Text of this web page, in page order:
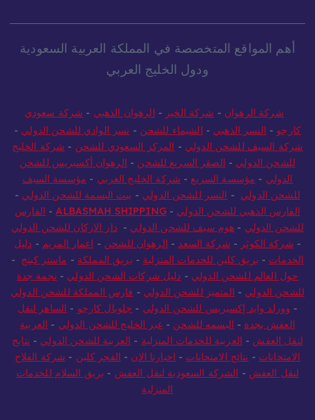
أهم المواقع المتخصصة في المملكة العربية السعودية
ودول الخليج العربي
شركة الرهوان - شركة الخير - الرهوان الذهبي - شركة سعودي
كارجو - النسر الذهبي - الشيماء للشحن - نسر الوادي للشحن الدولي -
شركة السيف للشحن الدولي - المركز السعودي للشحن - شركة الخليج
للشحن الدولي - الصقر السريع للشحن - الرهوان أكسبريس للشحن
الدولي - مؤسسة السريع - شركة الخليج العربي - مؤسسة السيف
للشحن الدولي - النسر للشحن الدولي - بيت البسمة للشحن الدولي -
الفارس الذهبي للشحن الدولي -
ALBASMAH SHIPPING
- الفارس
للشحن الدولي - هوم سيف للشحن الدولي -دار الاركان للشحن الدولي
- شركة الكوثر - شركة السعد - الرهوان للشحن - اعمار المريم - دليل
الخدمات - بريق كلين للخدمات المنزلية - بريق المملكة - ماستر كينج -
حول العالم للشحن الدولي - دليل شركات الشحن الدولي - نجمة جدة
للشحن الدولي - المتميز للشحن الدولي - فارس المملكة للشحن الدولي
- وورلد وايد إكسبريس للشحن الدولي - جلوبال كارجو - الساهر لنقل
العفش بجدة - البسمه للشحن - عبر الخليج للشحن الدولي - العربية
لنقل العفش - العربية للخدمات المنزلية - العربية للشحن الدولي - نتايج
الامتحانات - نتائج الامتحانات - اخبارنا الان - الفجر كلين - شركة الفلاح
لنقل العفش - الشركة السعودية لنقل العفش - بريق السلام للخدمات
المنزلية